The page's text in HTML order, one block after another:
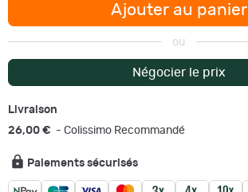
Ajouter au panier
ou
Négocier le prix
Livraison
26,00 € - Colissimo Recommandé
Paiements sécurisés